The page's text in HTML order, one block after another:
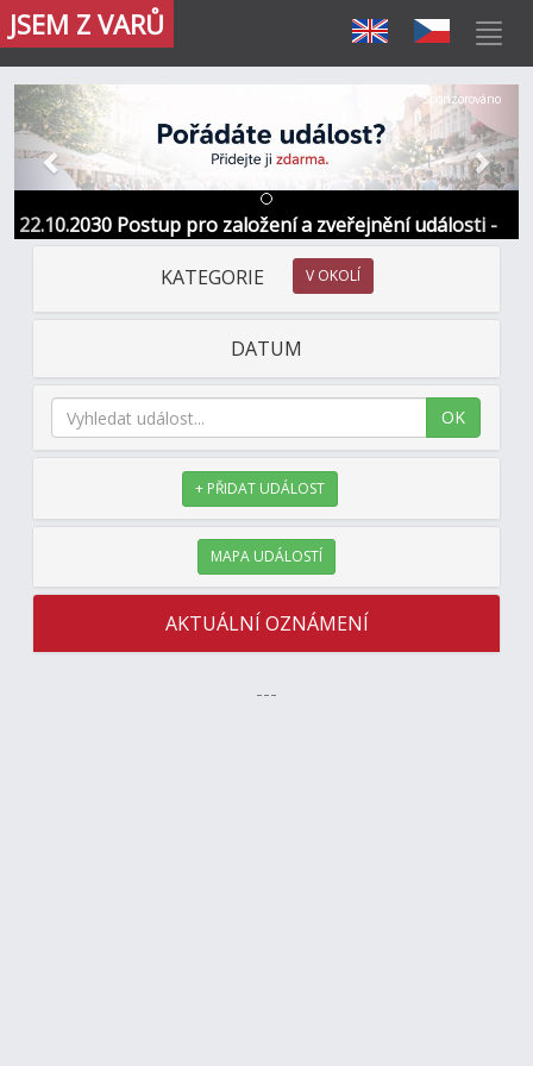
JSEM Z VARŮ
22.10.2030 Postup pro založení a zveřejnění události -
Informace / kontakt
Předchozí Další
Sponzorováno
KATEGORIE V OKOLÍ
DATUM
OK
+ PŘIDAT UDÁLOST
MAPA UDÁLOSTÍ
AKTUÁLNÍ OZNÁMENÍ
---